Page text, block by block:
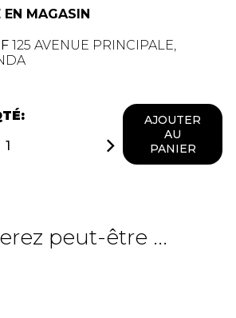
MAGASIN
125 AVENUE PRINCIPALE,
AJOUTER
AU
PANIER
peut-être ...